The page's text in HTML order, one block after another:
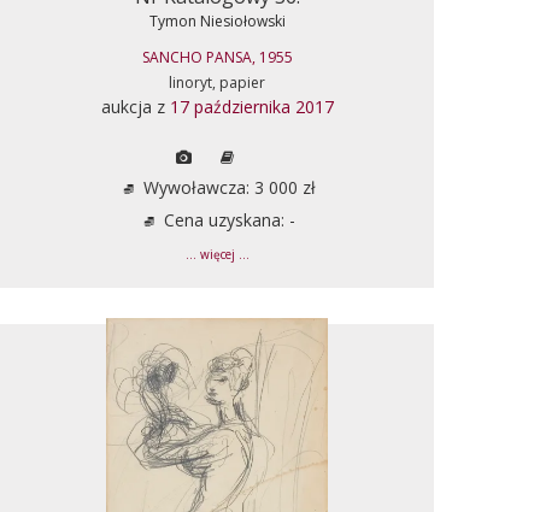
Tymon Niesiołowski
SANCHO PANSA, 1955
linoryt, papier
aukcja z 17 października 2017
Wywoławcza: 3 000 zł
Cena uzyskana: -
... więcej ...